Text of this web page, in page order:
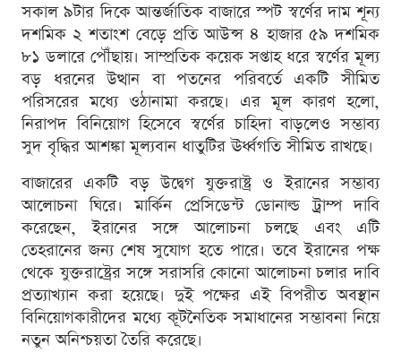
সকাল ৯টার দিকে আন্তর্জাতিক বাজারে স্পট স্বর্ণের দাম শূন্য
দশমিক ২ শতাংশ বেড়ে প্রতি আউন্স ৪ হাজার ৫৯ দশমিক
৮১ ডলারে পৌঁছায়। সাম্প্রতিক কয়েক সপ্তাহ ধরে স্বর্ণের মূল্য
বড় ধরনের উত্থান বা পতনের পরিবর্তে একটি সীমিত
পরিসরের মধ্যে ওঠানামা করছে। এর মূল কারণ হলো,
নিরাপদ বিনিয়োগ হিসেবে স্বর্ণের চাহিদা বাড়লেও সম্ভাব্য
সুদ বৃদ্ধির আশঙ্কা মূল্যবান ধাতুটির ঊর্ধ্বগতি সীমিত রাখছে।
বাজারের একটি বড় উদ্বেগ যুক্তরাষ্ট্র ও ইরানের সম্ভাব্য
আলোচনা ঘিরে। মার্কিন প্রেসিডেন্ট ডোনাল্ড ট্রাম্প দাবি
করেছেন, ইরানের সঙ্গে আলোচনা চলছে এবং এটি
তেহরানের জন্য শেষ সুযোগ হতে পারে। তবে ইরানের পক্ষ
থেকে যুক্তরাষ্ট্রের সঙ্গে সরাসরি কোনো আলোচনা চলার দাবি
প্রত্যাখ্যান করা হয়েছে। দুই পক্ষের এই বিপরীত অবস্থান
বিনিয়োগকারীদের মধ্যে কূটনৈতিক সমাধানের সম্ভাবনা নিয়ে
নতুন অনিশ্চয়তা তৈরি করেছে।